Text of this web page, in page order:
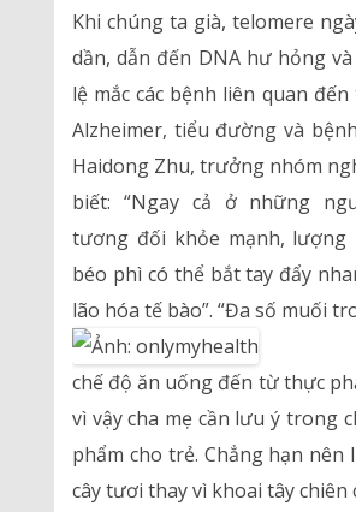
Khi chúng ta già, telomere
dần, dẫn đến DNA hư hỏng
lệ mắc các bệnh liên quan
Alzheimer, tiểu đường và
Haidong Zhu, trưởng nhóm
biết: “Ngay cả ở những
tương đối khỏe mạnh, lượng
béo phì có thể bắt tay đẩy
lão hóa tế bào”. “Đa số muối
chế độ ăn uống đến từ thực
vì vậy cha mẹ cần lưu ý trong
phẩm cho trẻ. Chẳng hạn nên
cây tươi thay vì khoai tây chiên